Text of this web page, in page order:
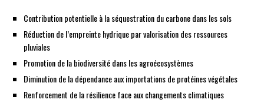
Contribution potentielle à la séquestration du carbone dans les sols
Réduction de l’empreinte hydrique par valorisation des ressources
pluviales
Promotion de la biodiversité dans les agroécosystèmes
Diminution de la dépendance aux importations de protéines végétales
Renforcement de la résilience face aux changements climatiques